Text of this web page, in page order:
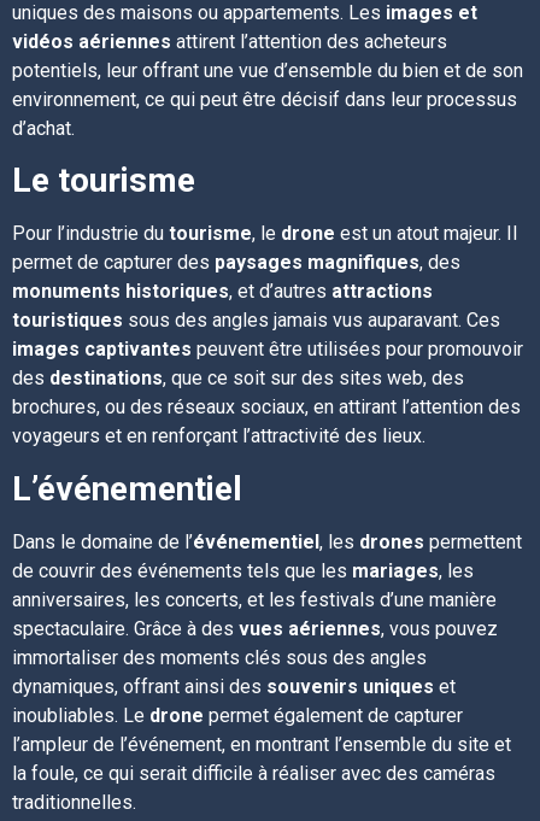
uniques des maisons ou appartements. Les images et
vidéos aériennes attirent l’attention des acheteurs
potentiels, leur offrant une vue d’ensemble du bien et de son
environnement, ce qui peut être décisif dans leur processus
d’achat.
Le tourisme
Pour l’industrie du tourisme, le drone est un atout majeur. Il
permet de capturer des paysages magnifiques, des
monuments historiques, et d’autres attractions
touristiques sous des angles jamais vus auparavant. Ces
images captivantes peuvent être utilisées pour promouvoir
des destinations, que ce soit sur des sites web, des
brochures, ou des réseaux sociaux, en attirant l’attention des
voyageurs et en renforçant l’attractivité des lieux.
L’événementiel
Dans le domaine de l’événementiel, les drones permettent
de couvrir des événements tels que les mariages, les
anniversaires, les concerts, et les festivals d’une manière
spectaculaire. Grâce à des vues aériennes, vous pouvez
immortaliser des moments clés sous des angles
dynamiques, offrant ainsi des souvenirs uniques et
inoubliables. Le drone permet également de capturer
l’ampleur de l’événement, en montrant l’ensemble du site et
la foule, ce qui serait difficile à réaliser avec des caméras
traditionnelles.